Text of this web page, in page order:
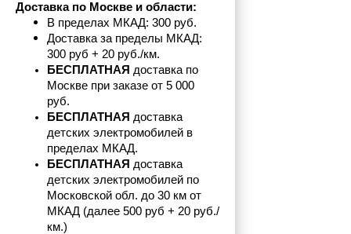
Доставка по Москве и области:
В пределах МКАД: 300 руб.
Доставка за пределы МКАД:
300 руб + 20 руб./км.
БЕСПЛАТНАЯ доставка по
Москве при заказе от 5 000
руб.
БЕСПЛАТНАЯ доставка
детских электромобилей в
пределах МКАД.
БЕСПЛАТНАЯ доставка
детских электромобилей по
Московской обл. до 30 км от
МКАД (далее 500 руб + 20 руб./
км.)